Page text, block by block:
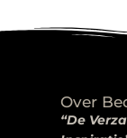
Over
“De